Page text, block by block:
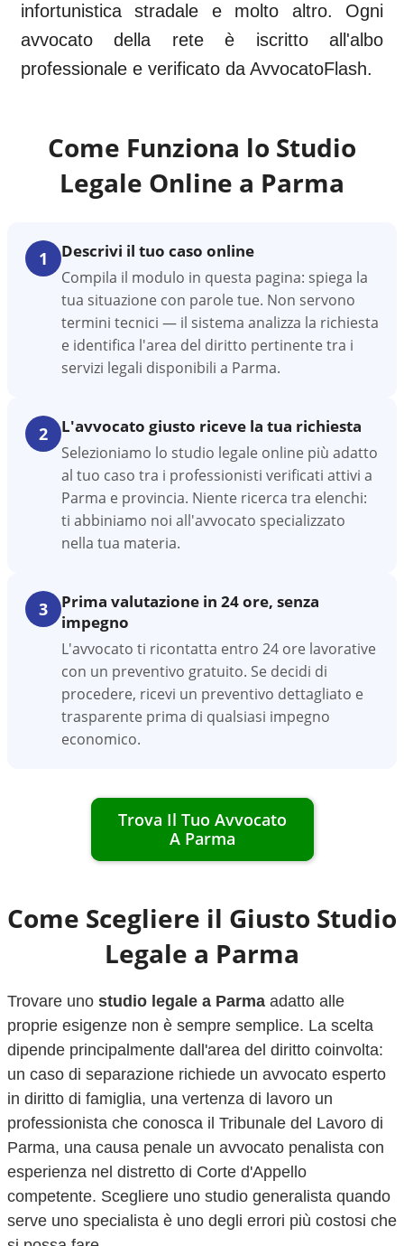
infortunistica stradale e molto altro. Ogni
avvocato della rete è iscritto all'albo
professionale e verificato da AvvocatoFlash.
Come Funziona lo Studio
Legale Online a Parma
1 Descrivi il tuo caso online
Compila il modulo in questa pagina: spiega la
tua situazione con parole tue. Non servono
termini tecnici — il sistema analizza la richiesta
e identifica l'area del diritto pertinente tra i
servizi legali disponibili a Parma.
2 L'avvocato giusto riceve la tua richiesta
Selezioniamo lo studio legale online più adatto
al tuo caso tra i professionisti verificati attivi a
Parma e provincia. Niente ricerca tra elenchi:
ti abbiniamo noi all'avvocato specializzato
nella tua materia.
3
Prima valutazione in 24 ore, senza
impegno
L'avvocato ti ricontatta entro 24 ore lavorative
con un preventivo gratuito. Se decidi di
procedere, ricevi un preventivo dettagliato e
trasparente prima di qualsiasi impegno
economico.
Trova Il Tuo Avvocato
A Parma
Come Scegliere il Giusto Studio
Legale a Parma
Trovare uno studio legale a Parma adatto alle
proprie esigenze non è sempre semplice. La scelta
dipende principalmente dall'area del diritto coinvolta:
un caso di separazione richiede un avvocato esperto
in diritto di famiglia, una vertenza di lavoro un
professionista che conosca il Tribunale del Lavoro di
Parma, una causa penale un avvocato penalista con
esperienza nel distretto di Corte d'Appello
competente. Scegliere uno studio generalista quando
serve uno specialista è uno degli errori più costosi che